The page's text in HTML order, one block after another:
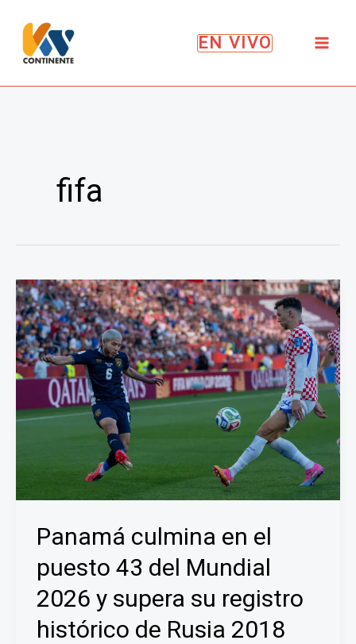
contenido
EN VIVO
fifa
Panamá culmina en el
puesto 43 del Mundial
2026 y supera su registro
histórico de Rusia 2018